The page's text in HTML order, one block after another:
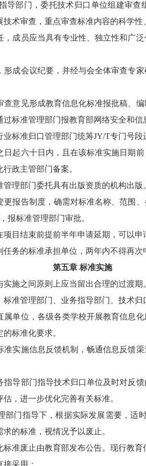
门，委托技术归口单位组建审查
术审查，重点审查标准内容的科学性
员应当具有专业性、独立性和广泛
会议纪要，并经与会全体审查专家
见形成教育信息化标准报批稿、编
标准管理部门报教育部网络安全和信
标准归口管理部门统筹JY/T专门号段
六十日内，且在该标准实施日期前
政主管部门备案。
部门委托具有出版资质的机构出版
告制度，确需对标准名称、范围、
报标准管理部门审批。
结束前提前半年申请延期，可以申
的标准承担单位，两年内不得再次
第五章 标准实施
之间原则上应当留出合理的过渡期
管理部门、业务指导部门、技术归
位，各级各类学校开展教育信息化
标准化要求。
施信息反馈机制，畅通信息反馈渠
部门指导技术归口单位及时对反馈
，进一步优化完善有关标准。
指导下，根据实际发展需要，适时
的标准，视情况予以废止。
废止由教育部发布公告。现行教育
采用；